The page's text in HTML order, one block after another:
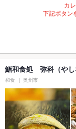
カ
下記ボタン
鮨和食処 弥科（やし
和食 奥州市